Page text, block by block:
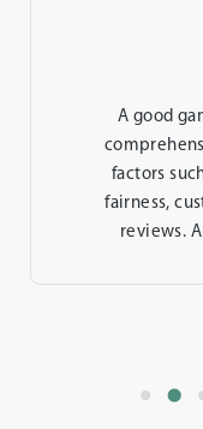
A good
factors
fairness,
reviews.